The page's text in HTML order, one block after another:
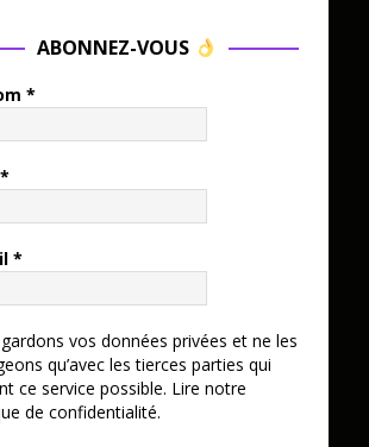
ABONNEZ-VOUS
*
*
*
vos données privées et ne les
qu’avec les tierces parties qui
ce service possible. Lire notre
de confidentialité.